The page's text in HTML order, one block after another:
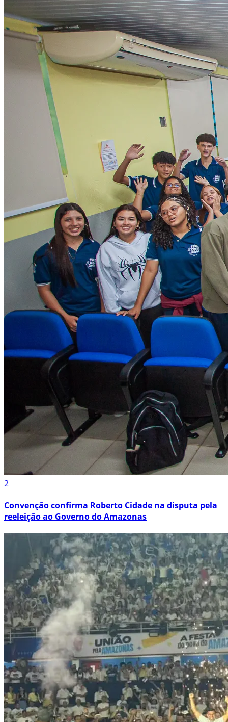
2
Convenção confirma Roberto Cidade na disputa pela
reeleição ao Governo do Amazonas